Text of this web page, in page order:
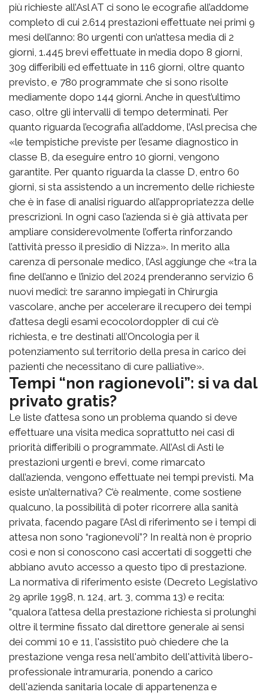
più richieste all’Asl AT ci sono le ecografie all’addome
completo di cui 2.614 prestazioni effettuate nei primi 9
mesi dell’anno: 80 urgenti con un’attesa media di 2
giorni, 1.445 brevi effettuate in media dopo 8 giorni,
309 differibili ed effettuate in 116 giorni, oltre quanto
previsto, e 780 programmate che si sono risolte
mediamente dopo 144 giorni. Anche in quest’ultimo
caso, oltre gli intervalli di tempo determinati. Per
quanto riguarda l’ecografia all’addome, l’Asl precisa che
«le tempistiche previste per l’esame diagnostico in
classe B, da eseguire entro 10 giorni, vengono
garantite. Per quanto riguarda la classe D, entro 60
giorni, si sta assistendo a un incremento delle richieste
che è in fase di analisi riguardo all’appropriatezza delle
prescrizioni. In ogni caso l’azienda si è già attivata per
ampliare considerevolmente l’offerta rinforzando
l’attività presso il presidio di Nizza». In merito alla
carenza di personale medico, l’Asl aggiunge che «tra la
fine dell’anno e l’inizio del 2024 prenderanno servizio 6
nuovi medici: tre saranno impiegati in Chirurgia
vascolare, anche per accelerare il recupero dei tempi
d’attesa degli esami ecocolordoppler di cui c’è
richiesta, e tre destinati all’Oncologia per il
potenziamento sul territorio della presa in carico dei
pazienti che necessitano di cure palliative».
Tempi “non ragionevoli”: si va dal
privato gratis?
Le liste d’attesa sono un problema quando si deve
effettuare una visita medica soprattutto nei casi di
priorità differibili o programmate. All’Asl di Asti le
prestazioni urgenti e brevi, come rimarcato
dall’azienda, vengono effettuate nei tempi previsti. Ma
esiste un’alternativa? C’è realmente, come sostiene
qualcuno, la possibilità di poter ricorrere alla sanità
privata, facendo pagare l’Asl di riferimento se i tempi di
attesa non sono “ragionevoli”? In realtà non è proprio
così e non si conoscono casi accertati di soggetti che
abbiano avuto accesso a questo tipo di prestazione.
La normativa di riferimento esiste (Decreto Legislativo
29 aprile 1998, n. 124, art. 3, comma 13) e recita:
“qualora l’attesa della prestazione richiesta si prolunghi
oltre il termine fissato dal direttore generale ai sensi
dei commi 10 e 11, l'assistito può chiedere che la
prestazione venga resa nell'ambito dell'attività libero-
professionale intramuraria, ponendo a carico
dell'azienda sanitaria locale di appartenenza e